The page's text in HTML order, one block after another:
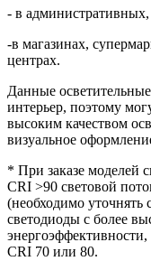
- в
-в магазинах,
центрах.
Данные
интерьер, поэтому
высоким качеством
визуальное
* При заказе моделей
CRI >90 световой
(необходимо уточнять
светодиоды с более
CRI 70 или 80.